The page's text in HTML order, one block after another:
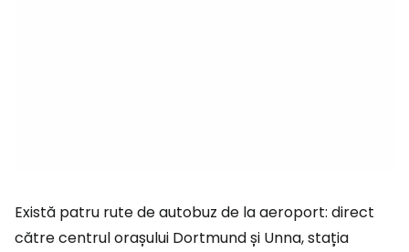
Există patru rute de autobuz de la aeroport: direct
către centrul orașului Dortmund și Unna, stația